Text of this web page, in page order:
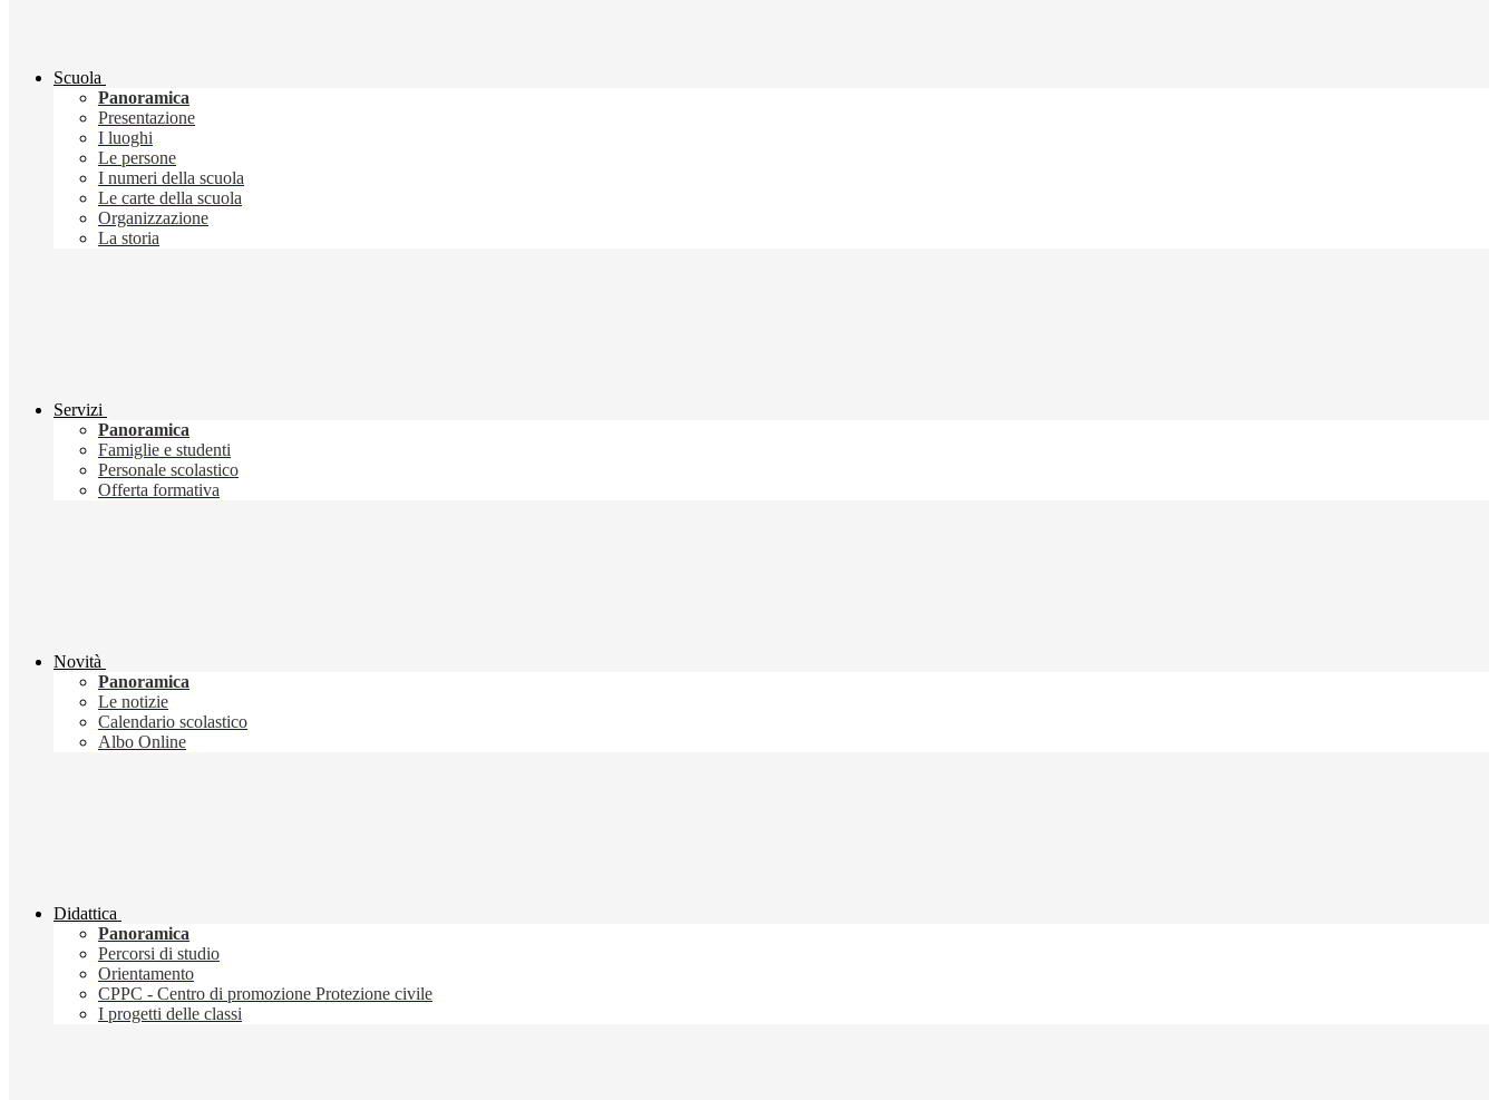
Scuola
Panoramica
Presentazione
I luoghi
Le persone
I numeri della scuola
Le carte della scuola
Organizzazione
La storia
Servizi
Panoramica
Famiglie e studenti
Personale scolastico
Offerta formativa
Novità
Panoramica
Le notizie
Calendario scolastico
Albo Online
Didattica
Panoramica
Percorsi di studio
Orientamento
CPPC - Centro di promozione Protezione civile
I progetti delle classi